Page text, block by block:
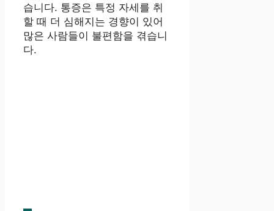
습니다. 통증은 특정 자세를 취
할 때 더 심해지는 경향이 있어
많은 사람들이 불편함을 겪습니
다.